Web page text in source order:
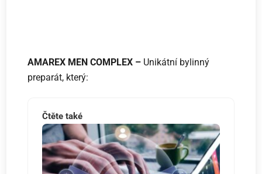
AMAREX MEN COMPLEX – Unikátní bylinný
preparát, který:
Čtěte také